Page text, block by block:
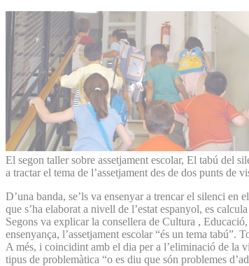
El segon taller sobre assetjament escolar, El tabú del
a tractar el tema de l’assetjament des de dos punts de
D’una banda, se’ls va ensenyar a trencar el silenci en
que s’ha elaborat a nivell de l’estat espanyol, es
Segons va explicar la consellera de Cultura ,
ensenyança, l’assetjament escolar “és un tema
A més, i coincidint amb el dia per a l’eliminació de la
tipus de problemàtica “o es diu que són problemes